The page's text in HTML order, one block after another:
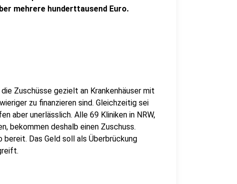
mehrere hunderttausend Euro.
Zuschüsse gezielt an Krankenhäuser mit
zu finanzieren sind. Gleichzeitig sei
aber unerlässlich. Alle 69 Kliniken in NRW,
bekommen deshalb einen Zuschuss.
Das Geld soll als Überbrückung